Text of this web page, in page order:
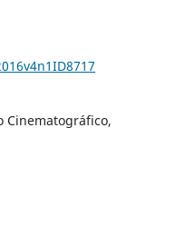
Cinematográfico,